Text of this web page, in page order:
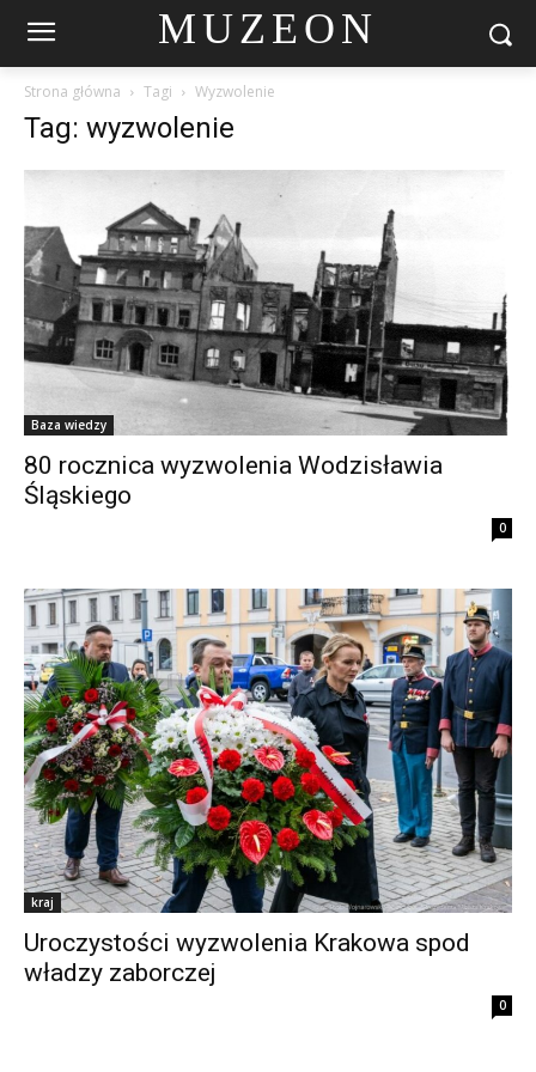
MUZEON
Strona główna Tagi Wyzwolenie
Tag: wyzwolenie
Baza wiedzy
80 rocznica wyzwolenia Wodzisławia
Śląskiego
0
kraj
Uroczystości wyzwolenia Krakowa spod
władzy zaborczej
0